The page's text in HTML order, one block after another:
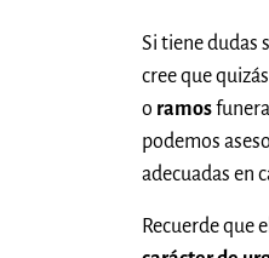
Si tiene dudas
cree que
o ramos
podemos
adecuadas en
Recuerde que el